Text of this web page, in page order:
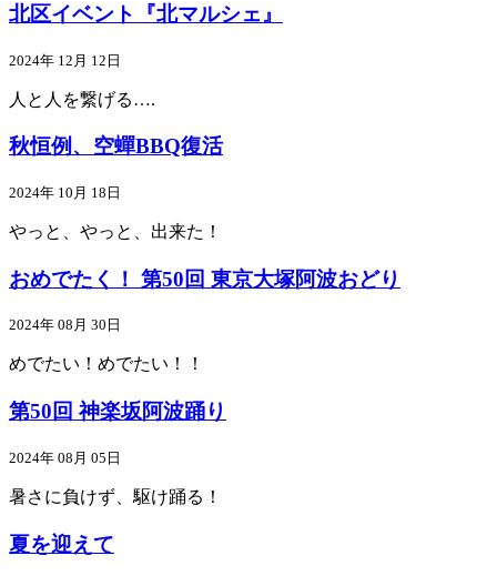
北区イベント『北マルシェ』
2024年 12月 12日
人と人を繋げる….
秋恒例、空蟬BBQ復活
2024年 10月 18日
やっと、やっと、出来た！
おめでたく！ 第50回 東京大塚阿波おどり
2024年 08月 30日
めでたい！めでたい！！
第50回 神楽坂阿波踊り
2024年 08月 05日
暑さに負けず、駆け踊る！
夏を迎えて